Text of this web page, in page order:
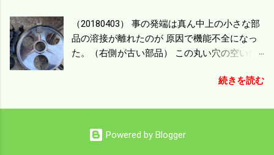
めるほど忙しい。 広島県の作況指数は98だと
いう。 実感としては90が正しいと思うが こん
な年はくず米が多い。 食協という米を扱う会
と8月の酷暑、あげくウンカの被害と トリプル
つ。 僕の最終作況指数はどんなことになるの
か興味深い。
（20180403） 事の発端は真ん中上の小さな部
品の溶接が離れたのが 原因で機能不全になっ
た。（右側が古い部品） この丸い穴の空いた
下を調整するシャッターになっている。 シャ
は全く使えなくなった。 部品のステンレスの
くれたようだ。 左の黒い部品は鋳物で恐ろし
続きを読む
Powered by Blogger